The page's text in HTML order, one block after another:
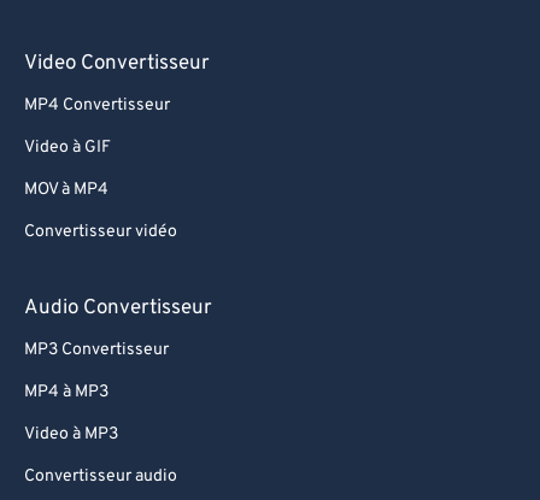
Video Convertisseur
MP4 Convertisseur
Video à GIF
MOV à MP4
Convertisseur vidéo
Audio Convertisseur
MP3 Convertisseur
MP4 à MP3
Video à MP3
Convertisseur audio